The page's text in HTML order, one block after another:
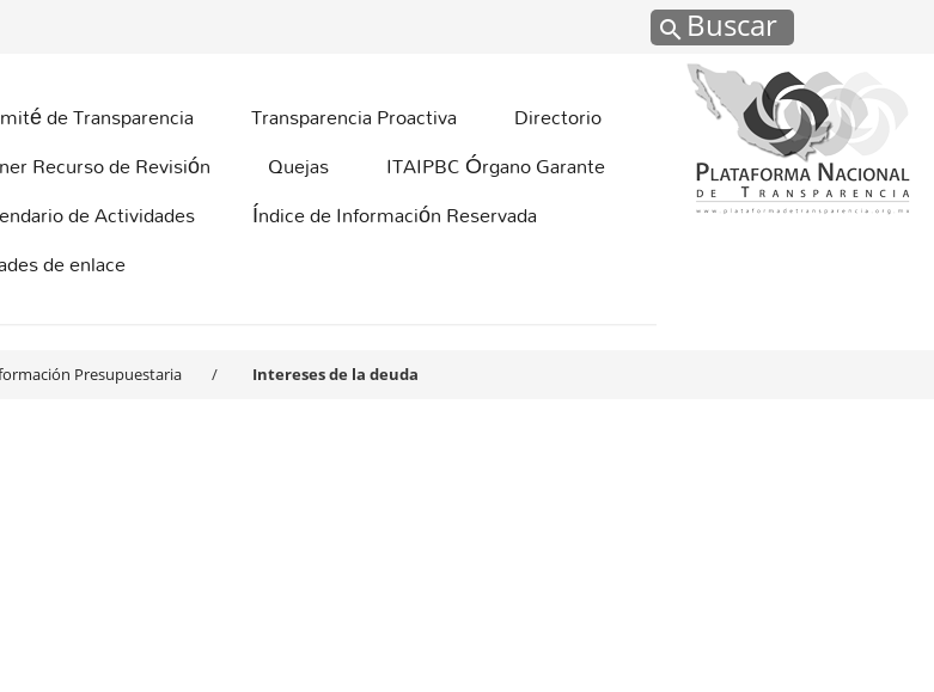
Buscar
de Transparencia Transparencia Proactiva
Directorio
Recurso de Revisión Quejas
ITAIPBC Órgano Garante
de Actividades
Índice de Información Reservada
de enlace
Presupuestaria Intereses de la deuda